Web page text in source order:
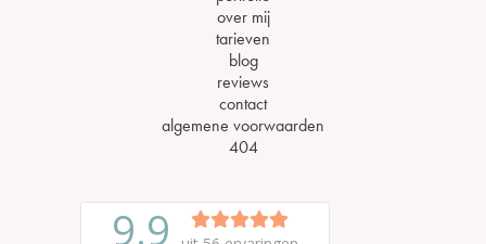
over mij
tarieven
blog
reviews
contact
algemene voorwaarden
404